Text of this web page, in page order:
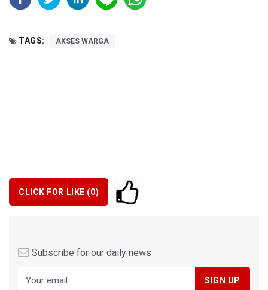
TAGS: AKSES WARGA
CLICK FOR LIKE (0)
Subscribe for our daily news